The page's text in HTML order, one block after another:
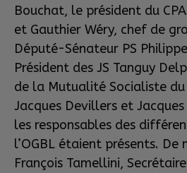
Bouchat, le président du
et Gauthier Wéry, chef de
Député-Sénateur PS
Président des JS Tanguy
de la Mutualité Socialiste du
Jacques Devillers et Jacques
les responsables des
l’OGBL étaient présents. De
François Tamellini,